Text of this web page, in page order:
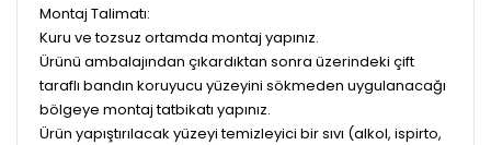
Montaj Talimatı:
Kuru ve tozsuz ortamda montaj yapınız.
Ürünü ambalajından çıkardıktan sonra üzerindeki çift
taraflı bandın koruyucu yüzeyini sökmeden uygulanacağı
bölgeye montaj tatbikatı yapınız.
Ürün yapıştırılacak yüzeyi temizleyici bir sıvı (alkol, ispirto,